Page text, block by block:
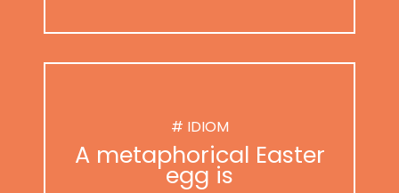
# IDIOM
A metaphorical Easter
egg is